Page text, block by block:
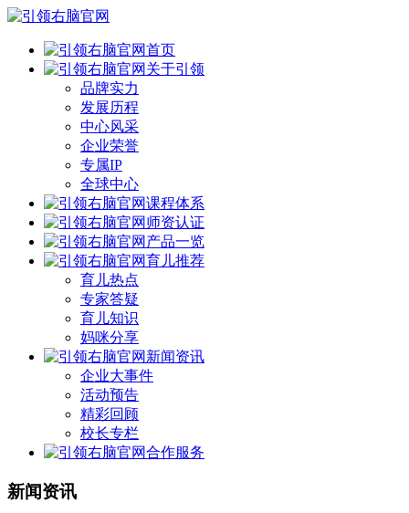
首页
关于引领
品牌实力
发展历程
中心风采
企业荣誉
专属IP
全球中心
课程体系
师资认证
产品一览
育儿推荐
育儿热点
专家答疑
育儿知识
妈咪分享
新闻资讯
企业大事件
活动预告
精彩回顾
校长专栏
合作服务
新闻资讯